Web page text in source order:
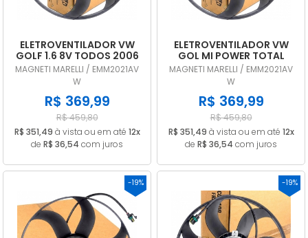
ELETROVENTILADOR VW
GOLF 1.6 8V TODOS 2006
A 2012 C. MEC / COM AR
EMM2021AVW
MAGNETI MARELLI / EMM2021AV
W
R$ 369,99
R$ 459,80
R$ 351,49 à vista ou em até 12x
de R$ 36,54 com juros
ELETROVENTILADOR VW
GOL MI POWER TOTAL
FLEX 1.6 8V 2008 a 2023
C. MEC / COM AR
EMM2021AVW
MAGNETI MARELLI / EMM2021AV
W
R$ 369,99
R$ 459,80
R$ 351,49 à vista ou em até 12x
de R$ 36,54 com juros
-19% -19%